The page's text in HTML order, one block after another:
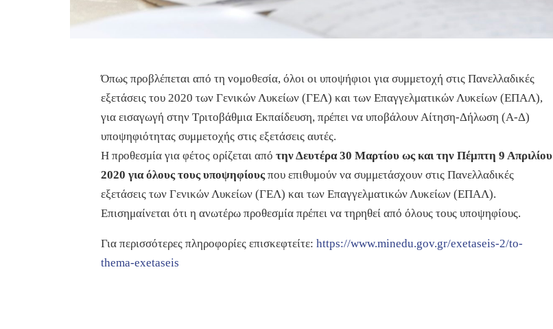
Όπως προβλέπεται από τη νομοθεσία, όλοι οι υποψήφιοι για συμμετοχή στις Πανελλαδικές
εξετάσεις του 2020 των Γενικών Λυκείων (ΓΕΛ) και των Επαγγελματικών Λυκείων (ΕΠΑΛ),
για εισαγωγή στην Τριτοβάθμια Εκπαίδευση, πρέπει να υποβάλουν Αίτηση-Δήλωση (Α-Δ)
υποψηφιότητας συμμετοχής στις εξετάσεις αυτές.
Η προθεσμία για φέτος ορίζεται από την Δευτέρα 30 Μαρτίου ως και την Πέμπτη 9 Απριλίου
2020 για όλους τους υποψηφίουςπου επιθυμούν να συμμετάσχουν στις Πανελλαδικές
εξετάσεις των Γενικών Λυκείων (ΓΕΛ) και των Επαγγελματικών Λυκείων (ΕΠΑΛ).
Επισημαίνεται ότι η ανωτέρω προθεσμία πρέπει να τηρηθεί από όλους τους υποψηφίους.
Για περισσότερες πληροφορίες επισκεφτείτε: https://www.minedu.gov.gr/exetaseis-2/to-
thema-exetaseis